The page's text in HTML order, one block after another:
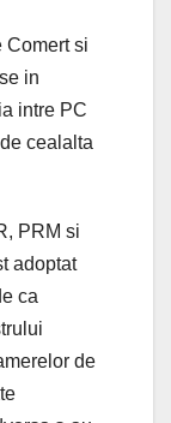
Comert si
in
intre PC
cealalta
PRM si
adoptat
ca
de